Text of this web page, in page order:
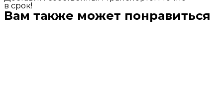
в срок!
Вам также может понравиться